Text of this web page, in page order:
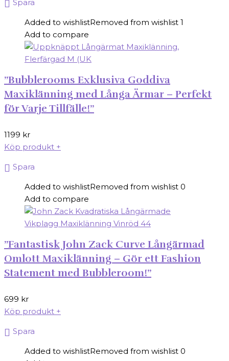
Spara
Added to wishlistRemoved from wishlist 1
Add to compare
”Bubblerooms Exklusiva Goddiva
Maxiklänning med Långa Ärmar – Perfekt
för Varje Tillfälle!”
1199 kr
Köp produkt +
Spara
Added to wishlistRemoved from wishlist 0
Add to compare
”Fantastisk John Zack Curve Långärmad
Omlott Maxiklänning – Gör ett Fashion
Statement med Bubbleroom!”
699 kr
Köp produkt +
Spara
Added to wishlistRemoved from wishlist 0